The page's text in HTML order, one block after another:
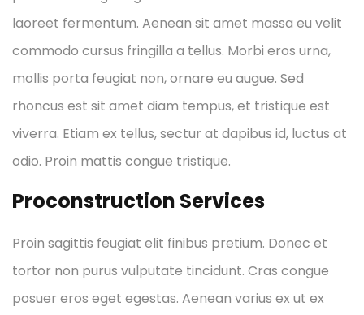
laoreet fermentum. Aenean sit amet massa eu velit
commodo cursus fringilla a tellus. Morbi eros urna,
mollis porta feugiat non, ornare eu augue. Sed
rhoncus est sit amet diam tempus, et tristique est
viverra. Etiam ex tellus, sectur at dapibus id, luctus at
odio. Proin mattis congue tristique.
Proconstruction Services
Proin sagittis feugiat elit finibus pretium. Donec et
tortor non purus vulputate tincidunt. Cras congue
posuer eros eget egestas. Aenean varius ex ut ex